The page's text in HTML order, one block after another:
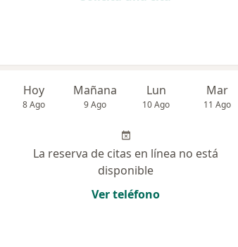
Hoy
8 Ago
Mañana
9 Ago
Lun
10 Ago
Mar
11 Ago
La reserva de citas en línea no está
disponible
Ver teléfono